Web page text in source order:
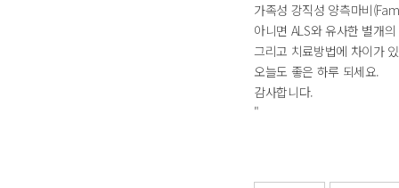
가족성 강직성 양측마비
아니면 ALS와 유사한 별개
그리고 치료방법에 차이가
오늘도 좋은 하루 되세요.
감사합니다.
"